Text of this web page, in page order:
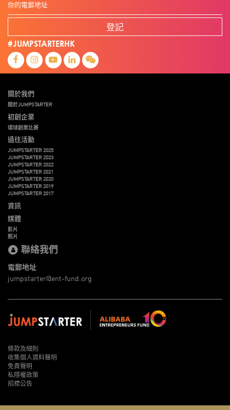
登記
#JUMPSTARTERHK
關於我們
關於JUMPSTARTER
初創企業
環球創業比賽
過往活動
JUMPSTARTER 2025
JUMPSTARTER 2023
JUMPSTARTER 2022
JUMPSTARTER 2021
JUMPSTARTER 2020
JUMPSTARTER 2019
JUMPSTARTER 2017
資訊
媒體
影片
照片
聯絡我們
電郵地址
jumpstarter@ent-fund.org
條款及細則
收集個人資料聲明
免責聲明
私隱權政策
招標公告